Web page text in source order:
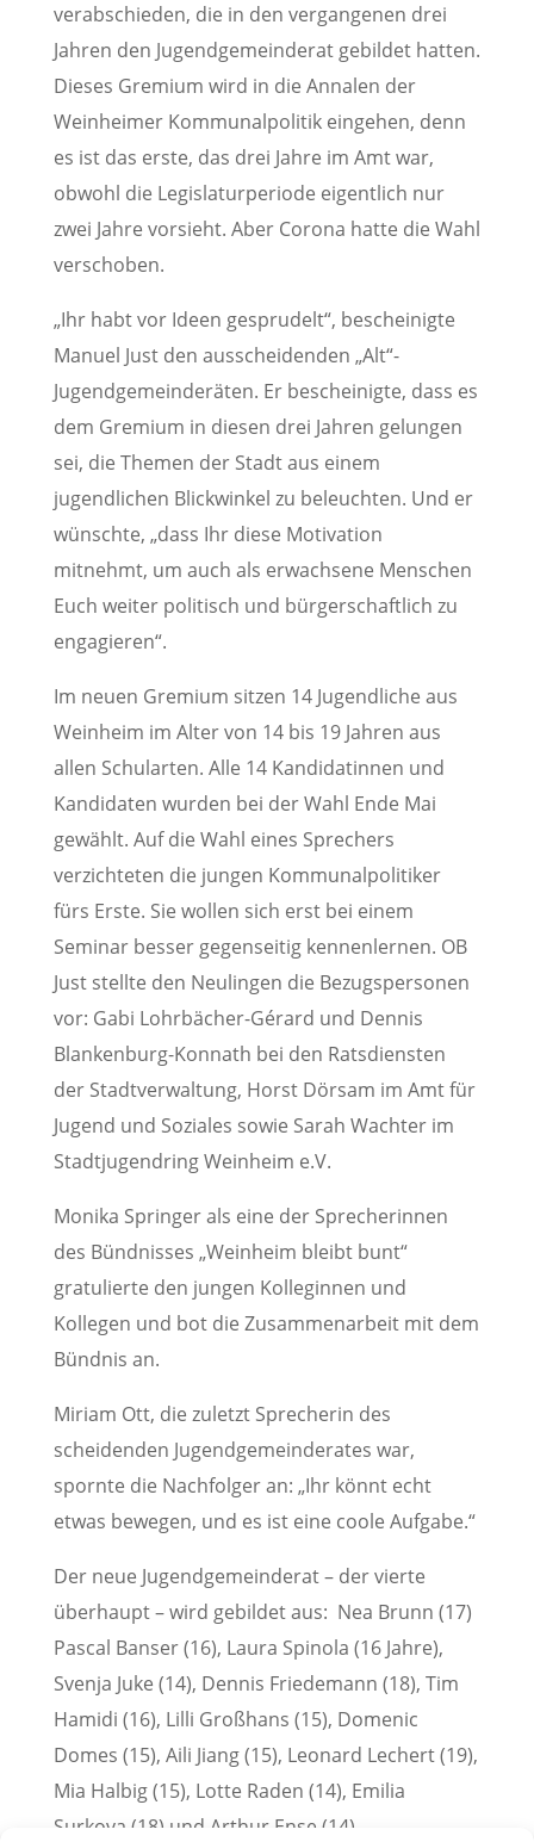
verabschieden, die in den vergangenen drei
Jahren den Jugendgemeinderat gebildet hatten.
Dieses Gremium wird in die Annalen der
Weinheimer Kommunalpolitik eingehen, denn
es ist das erste, das drei Jahre im Amt war,
obwohl die Legislaturperiode eigentlich nur
zwei Jahre vorsieht. Aber Corona hatte die Wahl
verschoben.
„Ihr habt vor Ideen gesprudelt“, bescheinigte
Manuel Just den ausscheidenden „Alt“-
Jugendgemeinderäten. Er bescheinigte, dass es
dem Gremium in diesen drei Jahren gelungen
sei, die Themen der Stadt aus einem
jugendlichen Blickwinkel zu beleuchten. Und er
wünschte, „dass Ihr diese Motivation
mitnehmt, um auch als erwachsene Menschen
Euch weiter politisch und bürgerschaftlich zu
engagieren“.
Im neuen Gremium sitzen 14 Jugendliche aus
Weinheim im Alter von 14 bis 19 Jahren aus
allen Schularten. Alle 14 Kandidatinnen und
Kandidaten wurden bei der Wahl Ende Mai
gewählt. Auf die Wahl eines Sprechers
verzichteten die jungen Kommunalpolitiker
fürs Erste. Sie wollen sich erst bei einem
Seminar besser gegenseitig kennenlernen. OB
Just stellte den Neulingen die Bezugspersonen
vor: Gabi Lohrbächer-Gérard und Dennis
Blankenburg-Konnath bei den Ratsdiensten
der Stadtverwaltung, Horst Dörsam im Amt für
Jugend und Soziales sowie Sarah Wachter im
Stadtjugendring Weinheim e.V.
Monika Springer als eine der Sprecherinnen
des Bündnisses „Weinheim bleibt bunt“
gratulierte den jungen Kolleginnen und
Kollegen und bot die Zusammenarbeit mit dem
Bündnis an.
Miriam Ott, die zuletzt Sprecherin des
scheidenden Jugendgemeinderates war,
spornte die Nachfolger an: „Ihr könnt echt
etwas bewegen, und es ist eine coole Aufgabe.“
Der neue Jugendgemeinderat – der vierte
überhaupt – wird gebildet aus: Nea Brunn (17)
Pascal Banser (16), Laura Spinola (16 Jahre),
Svenja Juke (14), Dennis Friedemann (18), Tim
Hamidi (16), Lilli Großhans (15), Domenic
Domes (15), Aili Jiang (15), Leonard Lechert (19),
Mia Halbig (15), Lotte Raden (14), Emilia
Surkova (18) und Arthur Ense (14).